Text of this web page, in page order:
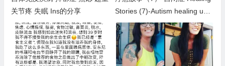
关节疼 失眠 Ins的分享
Stories (7)-Autism healing upd
ate